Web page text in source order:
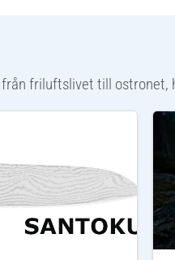
friluftslivet till ostronet,